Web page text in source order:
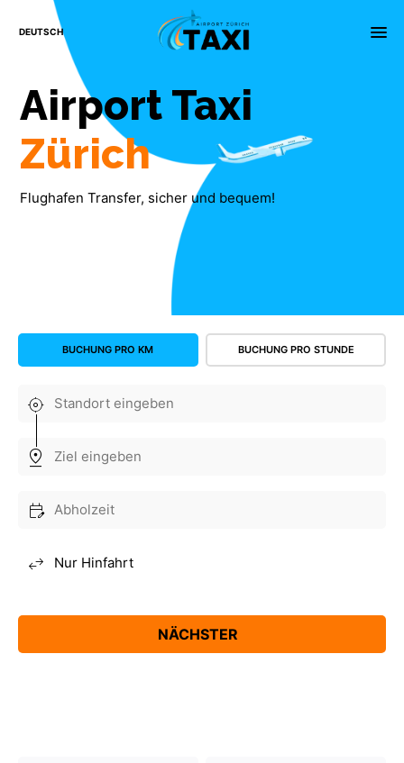
DEUTSCH menu
×
Airport Taxi
Zürich
Flughafen Transfer, sicher und bequem!
BUCHUNG PRO KM BUCHUNG PRO STUNDE